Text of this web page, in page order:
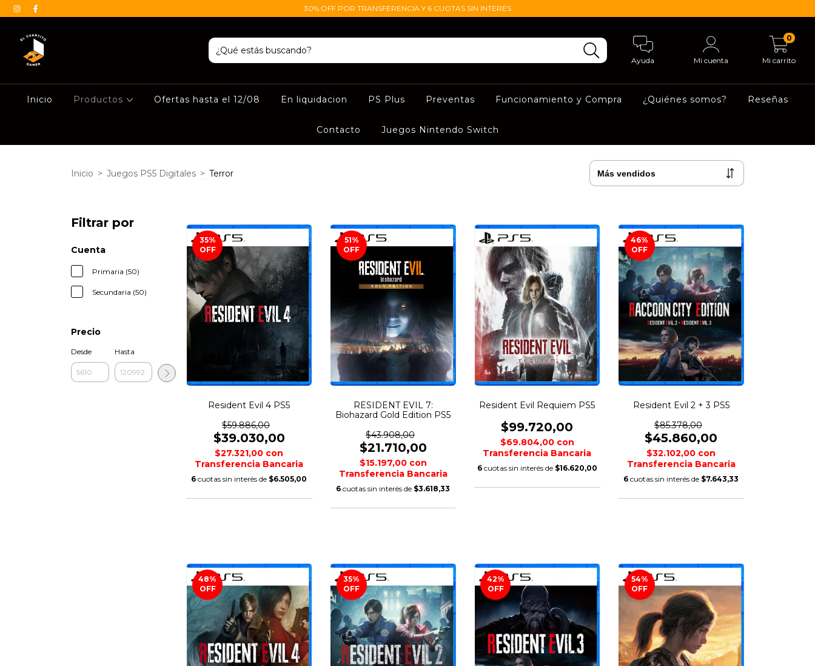
30% OFF POR TRANSFERENCIA Y 6 CUOTAS SIN INTERES
Ayuda Mi cuenta Mi carrito
0
Inicio Productos Ofertas hasta el 12/08 En liquidacion PS Plus Preventas Funcionamiento y Compra ¿Quiénes somos? Reseñas
Contacto Juegos Nintendo Switch
Inicio > Juegos PS5 Digitales > Terror
Filtrar por
Cuenta
Primaria (50)
Secundaria (50)
Precio
Desde Hasta
35%
OFF
Resident Evil 4 PS5
$59.886,00
$39.030,00
$27.321,00 con
Transferencia Bancaria
6 cuotas sin interés de $6.505,00
51%
OFF
RESIDENT EVIL 7:
Biohazard Gold Edition PS5
$43.908,00
$21.710,00
$15.197,00 con
Transferencia Bancaria
6 cuotas sin interés de $3.618,33
Resident Evil Requiem PS5
$99.720,00
$69.804,00 con
Transferencia Bancaria
6 cuotas sin interés de $16.620,00
46%
OFF
Resident Evil 2 + 3 PS5
$85.378,00
$45.860,00
$32.102,00 con
Transferencia Bancaria
6 cuotas sin interés de $7.643,33
48%
OFF
35%
OFF
42%
OFF
54%
OFF